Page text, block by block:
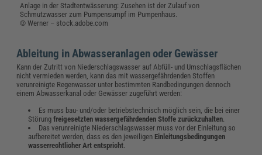
Anlage in der Stadtentwässerung: Zusehen ist der Zulauf von
Schmutzwasser zum Pumpensumpf im Pumpenhaus.
© Werner – stock.adobe.com
Ableitung in Abwasseranlagen oder Gewässer
Kann der Zutritt von Niederschlagswasser auf Abfüll- und Umschlagsflächen
nicht vermieden werden, kann das mit wassergefährdenden Stoffen
verunreinigte Regenwasser unter bestimmten Randbedingungen dennoch
einem Abwasserkanal oder Gewässer zugeführt werden:
Es muss bau- und/oder betriebstechnisch möglich sein, die bei einer
Störungfreigesetzten wassergefährdenden Stoffe zurückzuhalten.
Das verunreinigte Niederschlagswasser muss vor der Einleitung so
aufbereitet werden, dass es den jeweiligen Einleitungsbedingungen
wasserrechtlicher Art entspricht.